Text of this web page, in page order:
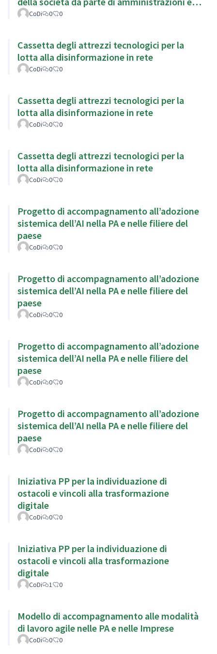
enti locali
CoDi 0 0
Cassetta degli attrezzi tecnologici per la
lotta alla disinformazione in rete
CoDi 0 0
Cassetta degli attrezzi tecnologici per la
lotta alla disinformazione in rete
CoDi 0 0
Cassetta degli attrezzi tecnologici per la
lotta alla disinformazione in rete
CoDi 0 0
Progetto di accompagnamento all’adozione
sistemica dell’AI nella PA e nelle filiere del
paese
CoDi 0 0
Progetto di accompagnamento all’adozione
sistemica dell’AI nella PA e nelle filiere del
paese
CoDi 0 0
Progetto di accompagnamento all’adozione
sistemica dell’AI nella PA e nelle filiere del
paese
CoDi 0 0
Progetto di accompagnamento all’adozione
sistemica dell’AI nella PA e nelle filiere del
paese
CoDi 0 0
Iniziativa PP per la individuazione di
ostacoli e vincoli alla trasformazione
digitale
CoDi 0 0
Iniziativa PP per la individuazione di
ostacoli e vincoli alla trasformazione
digitale
CoDi 1 0
Modello di accompagnamento alle modalità
di lavoro agile nelle PA e nelle Imprese
CoDi 0 0